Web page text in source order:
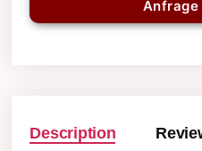
Anfrage
Description